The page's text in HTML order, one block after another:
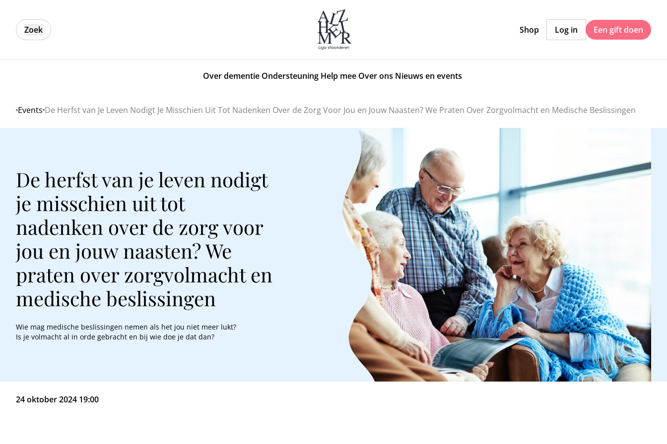
Zoek Shop Log in Een gift doen
Over dementie Ondersteuning Help mee Over ons Nieuws en events
Home
Events De Herfst van Je Leven Nodigt Je Misschien Uit Tot Nadenken Over de Zorg Voor Jou en Jouw Naasten? We Praten Over Zorgvolmacht en Medische Beslissingen
De herfst van je leven nodigt
je misschien uit tot
nadenken over de zorg voor
jou en jouw naasten? We
praten over zorgvolmacht en
medische beslissingen
Wie mag medische beslissingen nemen als het jou niet meer lukt?
Is je volmacht al in orde gebracht en bij wie doe je dat dan?
24 oktober 2024 19:00